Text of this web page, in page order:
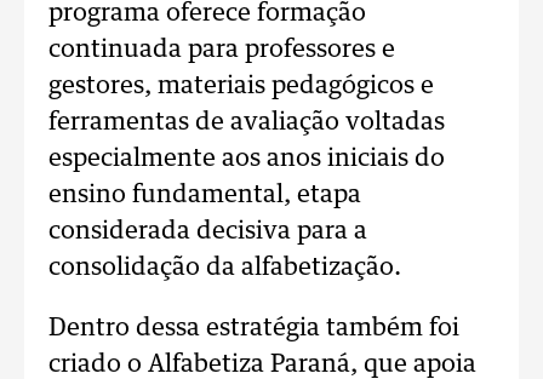
programa oferece formação
continuada para professores e
gestores, materiais pedagógicos e
ferramentas de avaliação voltadas
especialmente aos anos iniciais do
ensino fundamental, etapa
considerada decisiva para a
consolidação da alfabetização.
Dentro dessa estratégia também foi
criado o Alfabetiza Paraná, que apoia